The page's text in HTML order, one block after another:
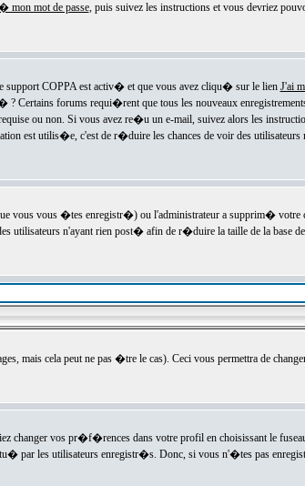
mon mot de passe, puis suivez les instructions et vous devriez
COPPA est activ� et que vous avez cliqu� sur le lien J'ai
? Certains forums requi�rent que tous les nouveaux
ou non. Si vous avez re�u un e-mail, suivez alors les
est utilis�e, c'est de r�duire les chances de voir des
vous vous �tes enregistr�) ou l'administrateur a supprim� votre
utilisateurs n'ayant rien post� afin de r�duire la taille de la base
mais cela peut ne pas �tre le cas). Ceci vous permettra de
changer vos pr�f�rences dans votre profil en choisissant le
par les utilisateurs enregistr�s. Donc, si vous n'�tes pas